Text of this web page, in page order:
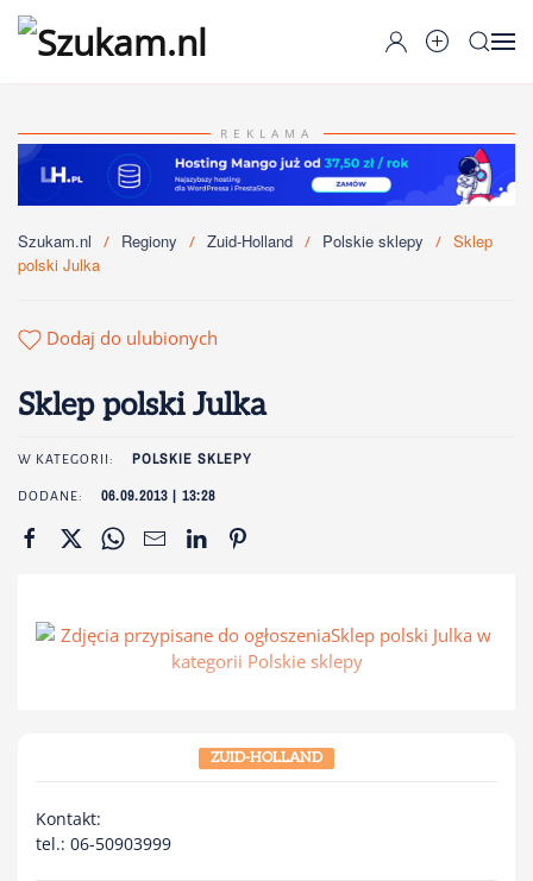
Przejdź do głównej treści
REKLAMA
Szukam.nl Regiony Zuid-Holland Polskie sklepy
Sklep
polski Julka
Dodaj do ulubionych
Sklep polski Julka
W KATEGORII: POLSKIE SKLEPY
DODANE: 06.09.2013 | 13:28
ZUID-HOLLAND
Kontakt:
tel.: 06-50903999